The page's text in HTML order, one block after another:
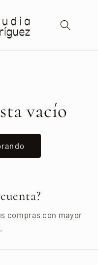
vacío
compras con mayor